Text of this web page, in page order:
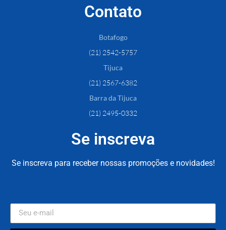
Contato
Botafogo
(21) 2542-5757
Tijuca
(21) 2567-6382
Barra da Tijuca
(21) 2495-0332
Se inscreva
Se inscreva para receber nossas promoções e novidades!